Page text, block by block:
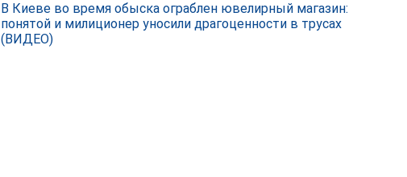
В Киеве во время обыска ограблен ювелирный магазин:
понятой и милиционер уносили драгоценности в трусах
(ВИДЕО)